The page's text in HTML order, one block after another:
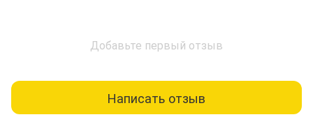
Добавьте первый отзыв
Написать отзыв